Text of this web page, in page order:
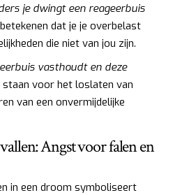
je dwingt een reageerbuis
dat je je overbelast
die niet van jou zijn.
vasthoudt en deze
voor het loslaten van
van een onvermijdelijke
Angst voor falen en
in een droom symboliseert